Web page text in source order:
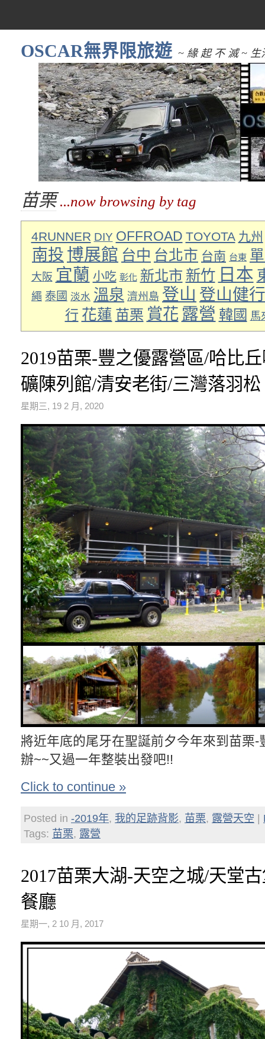
OSCAR無界限旅遊 ~ 緣 起 不 滅 ~ 生
苗栗...now browsing by tag
4RUNNER DIY OFFROAD TOYOTA 九州
南投 博展館 台中 台北市 台南 台東
大阪 宜蘭 小吃 彰化 新北市 新竹 日本
繩 泰國 淡水 溫泉 濟州島 登山 登山健行
行 花蓮 苗栗 賞花 露營 韓國 馬
2019苗栗-豐之優露營區/哈比
礦陳列館/清安老街/三灣落羽松
星期三, 19 2 月, 2020
將近年底的尾牙在聖誕前夕今年來到苗栗-
辦~~又過一年整裝出發吧!!
Click to continue »
Posted in -2019年, 我的足跡背影, 苗栗, 露營天空
Tags: 苗栗, 露營
2017苗栗大湖-天空之城/天堂
餐廳
星期一, 2 10 月, 2017